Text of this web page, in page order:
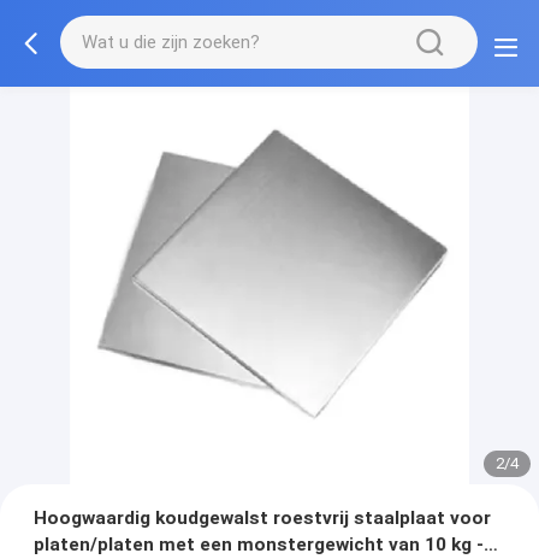
2/4
Hoogwaardig koudgewalst roestvrij staalplaat voor
platen/platen met een monstergewicht van 10 kg -20